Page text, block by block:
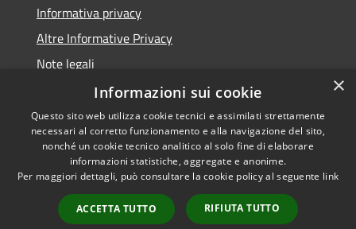
Informativa privacy
Altre Informative Privacy
Note legali
Dichiarazione di accessibilità
RSS
Accessibilità
Copyright © 2026 • Comune di
Municipium•
Accesso
×
Informazioni sui cookie
Questo sito web utilizza cookie tecnici e assimilati strettamente
necessari al corretto funzionamento e alla navigazione del sito,
nonché un cookie tecnico analitico al solo fine di elaborare
informazioni statistiche, aggregate e anonime.
Per maggiori dettagli, può consultare la cookie policy al seguente link
ACCETTA TUTTO RIFIUTA TUTTO